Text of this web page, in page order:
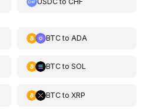
BTCto ADA
BTCto SOL
BTCto XRP